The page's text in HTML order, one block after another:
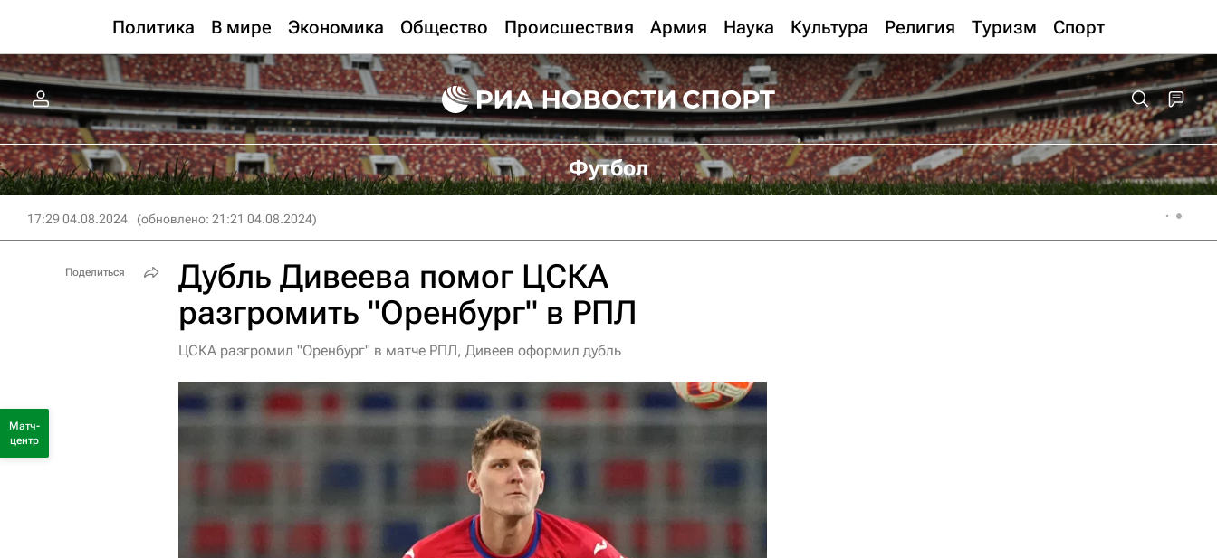
Политика В мире Экономика Общество Происшествия Армия Наука Культура Религия Туризм Спорт
Футбол
17:29 04.08.2024 (обновлено: 21:21 04.08.2024)
Дубль Дивеева помог ЦСКА
разгромить "Оренбург" в РПЛ
ЦСКА разгромил "Оренбург" в матче РПЛ, Дивеев оформил дубль
Поделиться
Матч-
центр